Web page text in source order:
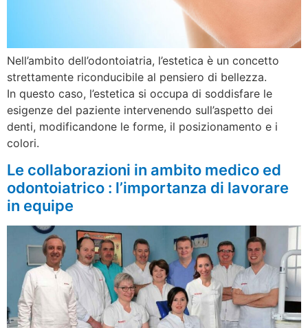
Nell’ambito dell’odontoiatria, l’estetica è un concetto
strettamente riconducibile al pensiero di bellezza.
In questo caso, l’estetica si occupa di soddisfare le
esigenze del paziente intervenendo sull’aspetto dei
denti, modificandone le forme, il posizionamento e i
colori.
Le collaborazioni in ambito medico ed
odontoiatrico : l’importanza di lavorare
in equipe